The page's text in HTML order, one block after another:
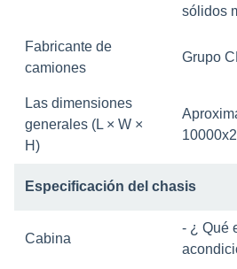
sólidos
Fabricante de
camiones
Grupo
Las dimensiones
generales (L × W ×
H)
Especificación del chasis
Cabina
- ¿ Qué